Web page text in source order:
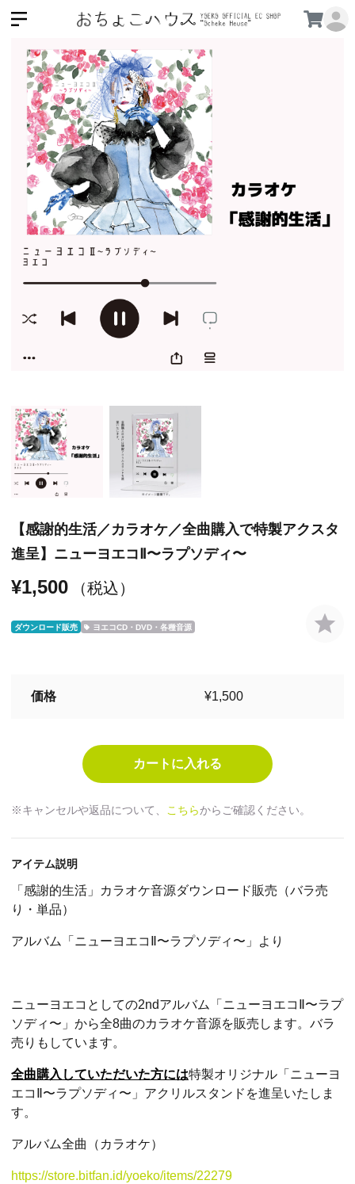
【感謝的生活／カラオケ／全曲購入で特製アクスタ
進呈】ニューヨエコⅡ〜ラプソディ〜
¥1,500 （税込）
ダウンロード販売 ヨエコCD・DVD・各種音源
価格 ¥1,500
※キャンセルや返品について、 こちらからご確認ください。
アイテム説明
「 感謝的生活 」カラオケ音源ダウンロード販売（バラ売
り・単品）
アルバム「 ニューヨエコⅡ〜ラプソディ〜 」より
ニューヨエコとしての2ndアルバム「ニューヨエコⅡ〜ラプ
ソディ〜」から全8曲のカラオケ音源を販売します。バラ
売りもしています。
全曲購入していただいた方には特製オリジナル「ニューヨ
エコⅡ〜ラプソディ〜」アクリルスタンドを進呈いたしま
す。
アルバム全曲（カラオケ）
https://store.bitfan.id/yoeko/items/22279